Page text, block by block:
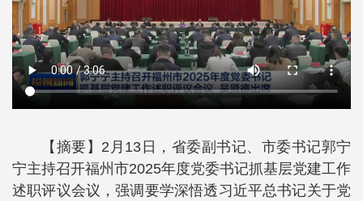
【摘要】2月13日，省委副书记、市委书记郭宁
宁主持召开福州市2025年度党委书记抓基层党建工作
述职评议会议，强调要学深悟透习近平总书记关于党